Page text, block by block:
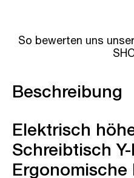
So bewerten uns
Beschreibung
Elektrisch
Schreibtisch